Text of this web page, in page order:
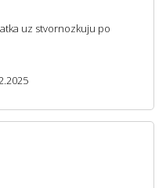
uz stvornozkuju po